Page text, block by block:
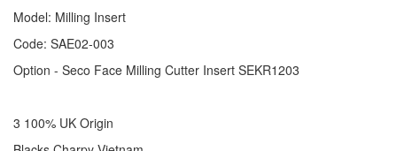
Model: Milling Insert
Code: SAE02-003
Option - Seco Face Milling Cutter Insert SEKR1203
3 100% UK Origin